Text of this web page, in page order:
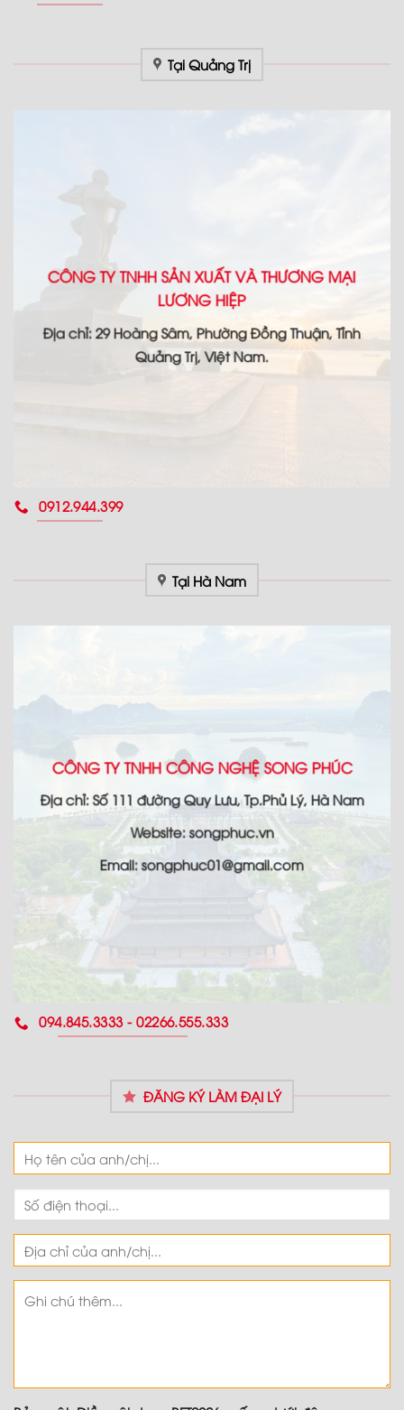
Tại Quảng Trị
CÔNG TY TNHH SẢN XUẤT VÀ THƯƠNG MẠI
LƯƠNG HIỆP
Địa chỉ: 29 Hoàng Sâm, Phường Đồng Thuận, Tỉnh
Quảng Trị, Việt Nam.
0912.944.399
Tại Hà Nam
CÔNG TY TNHH CÔNG NGHỆ SONG PHÚC
Địa chỉ: Số 111 đường Quy Lưu, Tp.Phủ Lý, Hà Nam
Website: songphuc.vn
Email: songphuc01@gmail.com
094.845.3333 - 02266.555.333
ĐĂNG KÝ LÀM ĐẠI LÝ